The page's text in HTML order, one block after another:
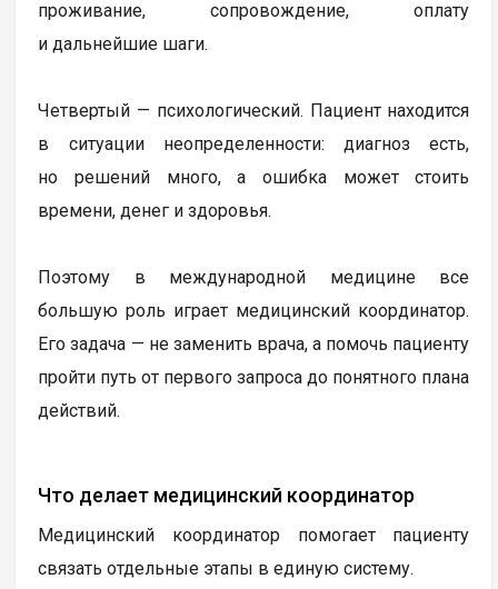
проживание, сопровождение, оплату
и дальнейшие шаги.
Четвертый — психологический. Пациент находится
в ситуации неопределенности: диагноз есть,
но решений много, а ошибка может стоить
времени, денег и здоровья.
Поэтому в международной медицине все
большую роль играет медицинский координатор.
Его задача — не заменить врача, а помочь пациенту
пройти путь от первого запроса до понятного плана
действий.
Что делает медицинский координатор
Медицинский координатор помогает пациенту
связать отдельные этапы в единую систему.